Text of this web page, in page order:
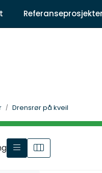
| Kontakt oss |
Referanseprosjekter
Drensrør på kveil